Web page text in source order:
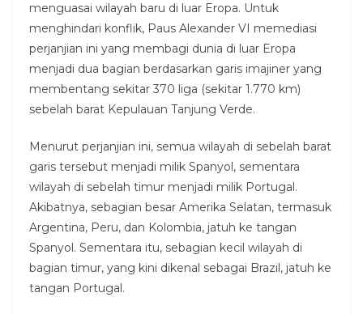
menguasai wilayah baru di luar Eropa. Untuk
menghindari konflik, Paus Alexander VI memediasi
perjanjian ini yang membagi dunia di luar Eropa
menjadi dua bagian berdasarkan garis imajiner yang
membentang sekitar 370 liga (sekitar 1.770 km)
sebelah barat Kepulauan Tanjung Verde.
Menurut perjanjian ini, semua wilayah di sebelah barat
garis tersebut menjadi milik Spanyol, sementara
wilayah di sebelah timur menjadi milik Portugal.
Akibatnya, sebagian besar Amerika Selatan, termasuk
Argentina, Peru, dan Kolombia, jatuh ke tangan
Spanyol. Sementara itu, sebagian kecil wilayah di
bagian timur, yang kini dikenal sebagai Brazil, jatuh ke
tangan Portugal.